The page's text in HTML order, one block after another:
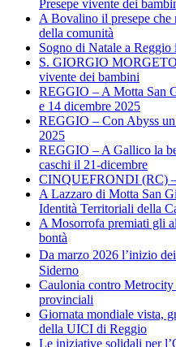
Presepe vivente dei
A Bovalino il presepe che
della comunità
Sogno di Natale a
S. GIORGIO
vivente dei bambini
REGGIO – A Motta San
e 14 dicembre 2025
REGGIO – Con Abyss
2025
REGGIO – A Gallico la
caschi il 21-dicembre
CINQUEFRONDI (RC)
A Lazzaro di Motta San
Identità Territoriali della
A Mosorrofa premiati gli
bontà
Da marzo 2026 l’inizio
Siderno
Caulonia contro Metrocity
provinciali
Giornata mondiale vista,
della UICI di Reggio
Le iniziative solidali per